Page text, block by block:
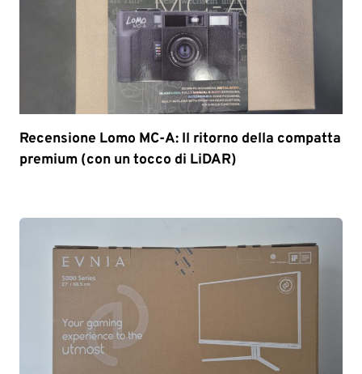
Recensione Lomo MC-A: Il ritorno della compatta
premium (con un tocco di LiDAR)